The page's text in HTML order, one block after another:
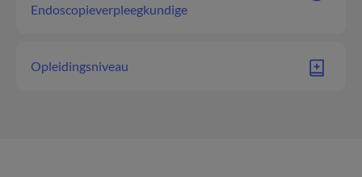
Endoscopieverpleegkundige
Opleidingsniveau